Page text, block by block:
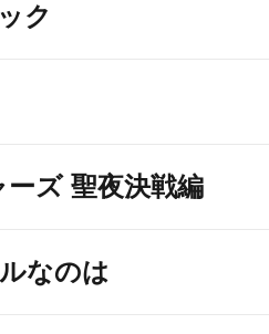
ク
ズ 聖夜決戦編
なのは